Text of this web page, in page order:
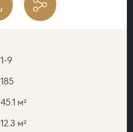
1-9
185
45.1 м²
12.3 м²